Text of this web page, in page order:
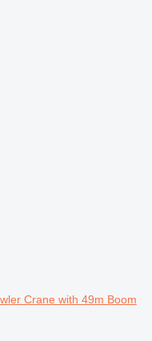
Crane with 49m Boom